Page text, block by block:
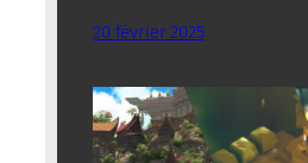
20 février 2025